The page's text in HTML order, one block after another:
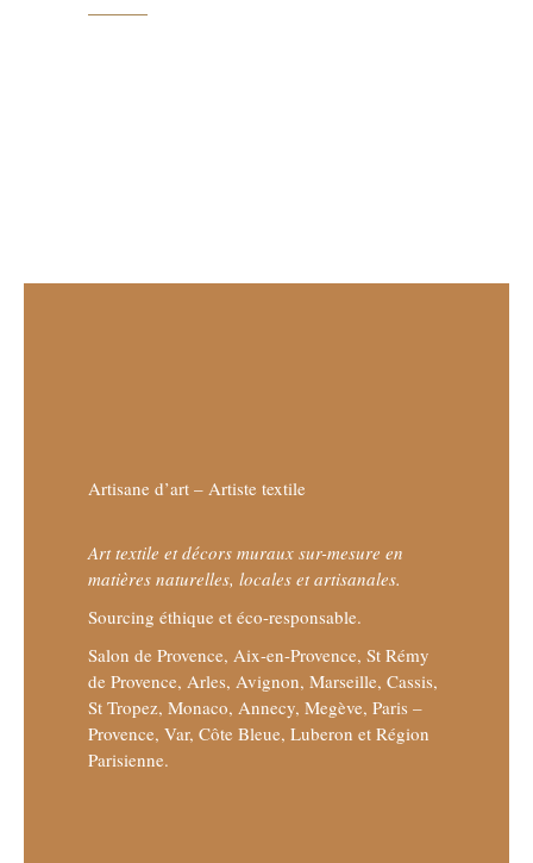
Artisane d’art – Artiste textile
Art textile et décors muraux sur-mesure en
matières naturelles, locales et artisanales.
Sourcing éthique et éco-responsable.
Salon de Provence, Aix-en-Provence, St Rémy
de Provence, Arles, Avignon, Marseille, Cassis,
St Tropez, Monaco, Annecy, Megève, Paris –
Provence, Var, Côte Bleue, Luberon et Région
Parisienne.